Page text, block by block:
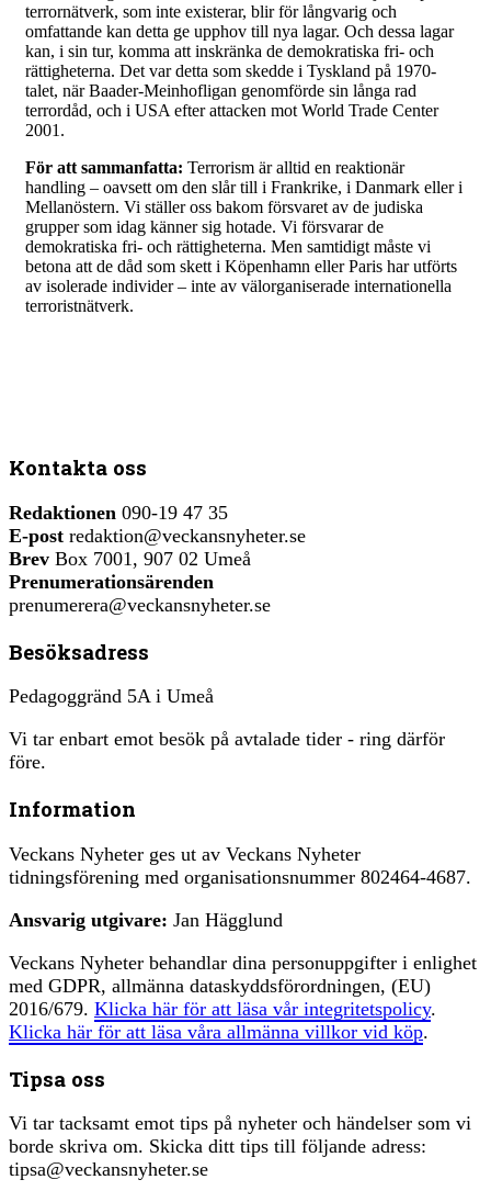
terrornätverk, som inte existerar, blir för långvarig och
omfattande kan detta ge upphov till nya lagar. Och dessa lagar
kan, i sin tur, komma att inskränka de demokratiska fri- och
rättigheterna. Det var detta som skedde i Tyskland på 1970-
talet, när Baader-Meinhofligan genomförde sin långa rad
terrordåd, och i USA efter attacken mot World Trade Center
2001.
För att sammanfatta: Terrorism är alltid en reaktionär
handling – oavsett om den slår till i Frankrike, i Danmark eller i
Mellanöstern. Vi ställer oss bakom försvaret av de judiska
grupper som idag känner sig hotade. Vi försvarar de
demokratiska fri- och rättigheterna. Men samtidigt måste vi
betona att de dåd som skett i Köpenhamn eller Paris har utförts
av isolerade individer – inte av välorganiserade internationella
terroristnätverk.
Kontakta oss
Redaktionen 090-19 47 35
E-post redaktion@veckansnyheter.se
Brev Box 7001, 907 02 Umeå
Prenumerationsärenden
prenumerera@veckansnyheter.se
Besöksadress
Pedagoggränd 5A i Umeå
Vi tar enbart emot besök på avtalade tider - ring därför
före.
Information
Veckans Nyheter ges ut av Veckans Nyheter
tidningsförening med organisationsnummer 802464-4687.
Ansvarig utgivare: Jan Hägglund
Veckans Nyheter behandlar dina personuppgifter i enlighet
med GDPR, allmänna dataskyddsförordningen, (EU)
2016/679. Klicka här för att läsa vår integritetspolicy.
Klicka här för att läsa våra allmänna villkor vid köp.
Tipsa oss
Vi tar tacksamt emot tips på nyheter och händelser som vi
borde skriva om. Skicka ditt tips till följande adress:
tipsa@veckansnyheter.se